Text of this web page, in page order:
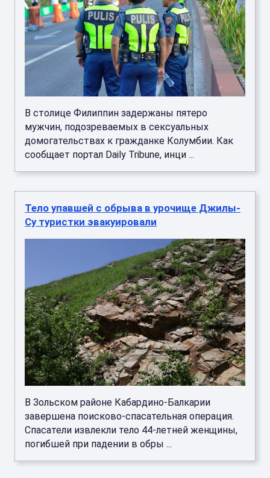
В столице Филиппин задержаны пятеро
мужчин, подозреваемых в сексуальных
домогательствах к гражданке Колумбии. Как
сообщает портал Daily Tribune, инци ...
Тело упавшей с обрыва в урочище Джилы-
Су туристки эвакуировали
В Зольском районе Кабардино-Балкарии
завершена поисково-спасательная операция.
Спасатели извлекли тело 44-летней женщины,
погибшей при падении в обры ...